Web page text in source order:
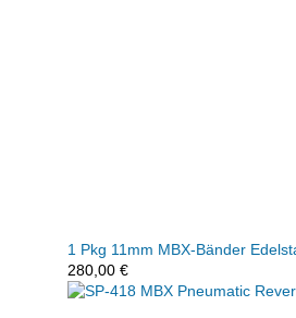
1 Pkg 11mm MBX-Bänder
280,00 €